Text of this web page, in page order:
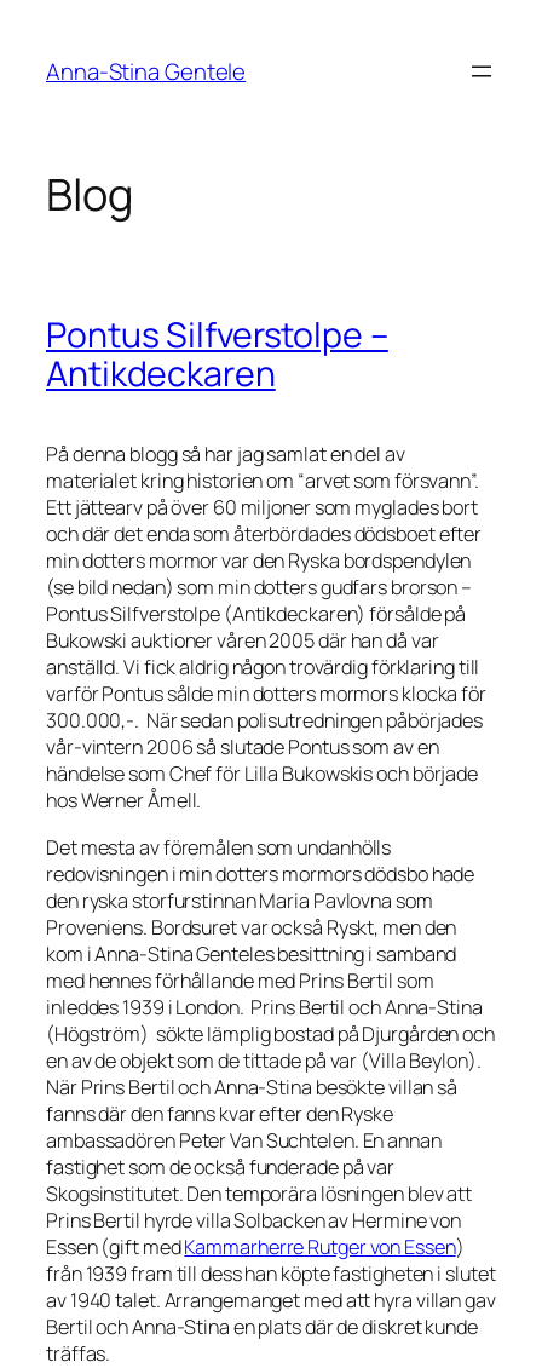
content
Anna-Stina Gentele
Blog
Pontus Silfverstolpe –
Antikdeckaren
På denna blogg så har jag samlat en del av
materialet kring historien om “arvet som försvann”.
Ett jättearv på över 60 miljoner som myglades bort
och där det enda som återbördades dödsboet efter
min dotters mormor var den Ryska bordspendylen
(se bild nedan) som min dotters gudfars brorson –
Pontus Silfverstolpe (Antikdeckaren) försålde på
Bukowski auktioner våren 2005 där han då var
anställd. Vi fick aldrig någon trovärdig förklaring till
varför Pontus sålde min dotters mormors klocka för
300.000,-. När sedan polisutredningen påbörjades
vår-vintern 2006 så slutade Pontus som av en
händelse som Chef för Lilla Bukowskis och började
hos Werner Åmell.
Det mesta av föremålen som undanhölls
redovisningen i min dotters mormors dödsbo hade
den ryska storfurstinnan Maria Pavlovna som
Proveniens. Bordsuret var också Ryskt, men den
kom i Anna-Stina Genteles besittning i samband
med hennes förhållande med Prins Bertil som
inleddes 1939 i London. Prins Bertil och Anna-Stina
(Högström) sökte lämplig bostad på Djurgården och
en av de objekt som de tittade på var (Villa Beylon).
När Prins Bertil och Anna-Stina besökte villan så
fanns där den fanns kvar efter den Ryske
ambassadören Peter Van Suchtelen. En annan
fastighet som de också funderade på var
Skogsinstitutet. Den temporära lösningen blev att
Prins Bertil hyrde villa Solbacken av Hermine von
Essen (gift medKammarherre Rutger von Essen)
från 1939 fram till dess han köpte fastigheten i slutet
av 1940 talet. Arrangemanget med att hyra villan gav
Bertil och Anna-Stina en plats där de diskret kunde
träffas.